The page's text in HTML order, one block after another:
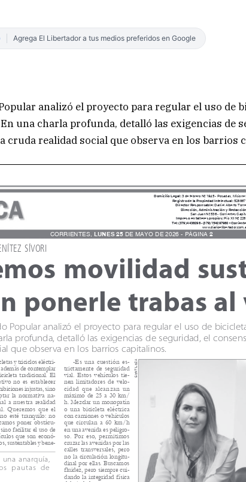
Agrega El Libertador a tus medios preferidos en Google
analizó el proyecto para regular el uso de
una charla profunda, detalló las exigencias de
cruda realidad social que observa en los barrios